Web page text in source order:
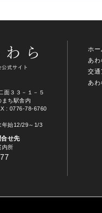
３３－１－５
まち駅舎内
: 0776-78-6760
年始12/29～1/3
せ先
内所
ホー
あわ
交通
あわ